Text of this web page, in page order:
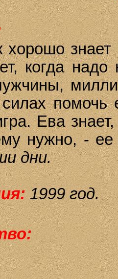
хо­ро­шо зна­ет
ког­да
по­мочь
Ева
нуж­но, -
дни.
1999 год.